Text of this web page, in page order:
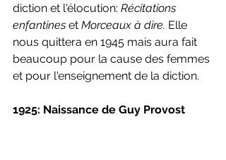
diction et l'élocution: Récitations
enfantines et Morceaux à dire. Elle
nous quittera en 1945 mais aura fait
beaucoup pour la cause des femmes
et pour l'enseignement de la diction.
1925: Naissance de Guy Provost